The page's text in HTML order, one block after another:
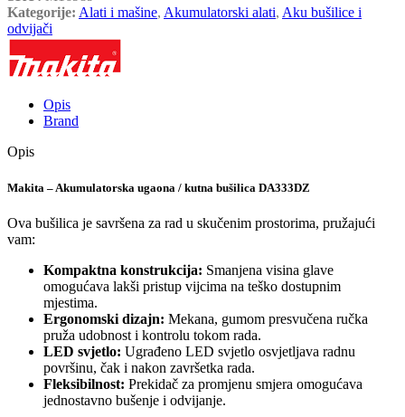
Kategorije: Alati i mašine, Akumulatorski alati, Aku bušilice i
odvijači
Opis
Brand
Opis
Makita – Akumulatorska ugaona / kutna bušilica DA333DZ
Ova bušilica je savršena za rad u skučenim prostorima, pružajući
vam:
Kompaktna konstrukcija: Smanjena visina glave
omogućava lakši pristup vijcima na teško dostupnim
mjestima.
Ergonomski dizajn: Mekana, gumom presvučena ručka
pruža udobnost i kontrolu tokom rada.
LED svjetlo: Ugrađeno LED svjetlo osvjetljava radnu
površinu, čak i nakon završetka rada.
Fleksibilnost: Prekidač za promjenu smjera omogućava
jednostavno bušenje i odvijanje.